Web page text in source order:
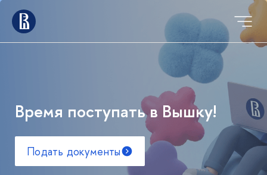
Время поступать в Вышку!
Подать документы